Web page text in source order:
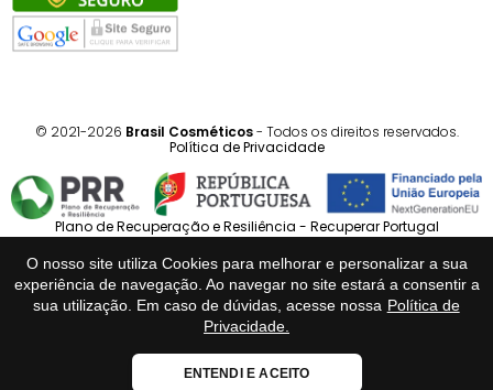
O nosso site utiliza Cookies para melhorar e personalizar a sua
experiência de navegação. Ao navegar no site estará a consentir a
sua utilização. Em caso de dúvidas, acesse nossa Política de
Privacidade.
ENTENDI E ACEITO
© 2021-2026 Brasil Cosméticos- Todos os direitos reservados.
Política de Privacidade
Plano de Recuperação e Resiliência - Recuperar Portugal
Português Español